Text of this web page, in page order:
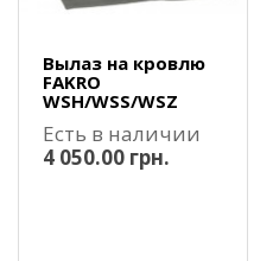
Вылаз на кровлю
FAKRO
WSH/WSS/WSZ
Есть в наличии
4 050.00 грн.